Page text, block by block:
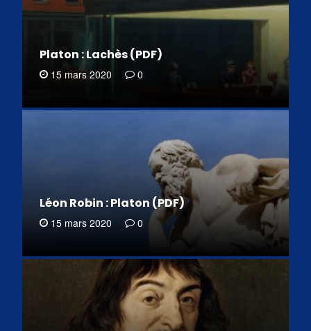
Platon : Lachès (PDF)
15 mars 2020 0
Léon Robin : Platon (PDF)
15 mars 2020 0